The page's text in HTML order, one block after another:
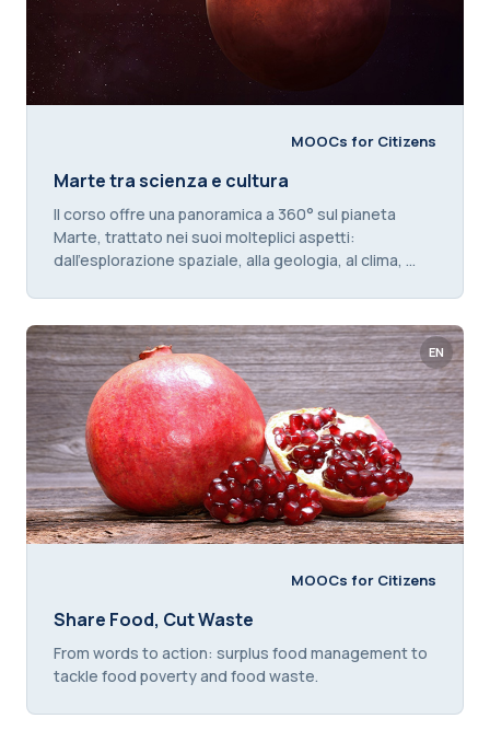
MOOCs for Citizens
Titolo del corso
Marte tra scienza e cultura
Testo introduttivo corso:
Il corso offre una panoramica a 360° sul pianeta
Marte, trattato nei suoi molteplici aspetti:
dall’esplorazione spaziale, alla geologia, al clima, ...
EN
MOOCs for Citizens
Titolo del corso
Share Food, Cut Waste
Testo introduttivo corso:
From words to action: surplus food management to
tackle food poverty and food waste.